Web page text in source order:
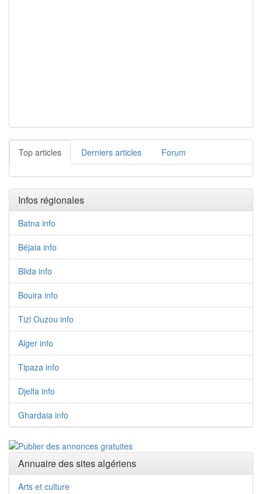
Top articles Derniers articles Forum
Infos régionales
Batna info
Béjaia info
Blida info
Bouira info
Tizi Ouzou info
Alger info
Tipaza info
Djelfa info
Ghardaia info
Annuaire des sites algériens
Arts et culture